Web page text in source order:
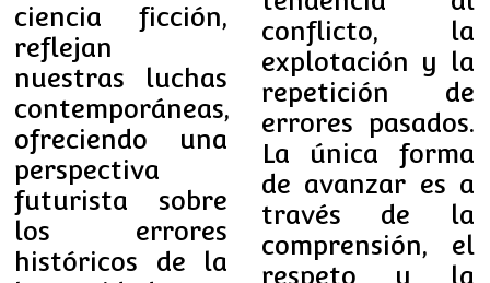
ciencia ficción,
reflejan
nuestras luchas
contemporáneas,
ofreciendo una
perspectiva
futurista sobre
los errores
históricos de la
conflicto, la
explotación y la
repetición de
errores pasados.
La única forma
de avanzar es a
través de la
comprensión, el
respeto y la